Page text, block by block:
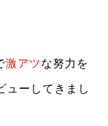
激アツな努力を
ューしてきまし